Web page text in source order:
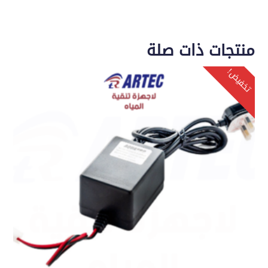
منتجات ذات صلة
تخفيض!